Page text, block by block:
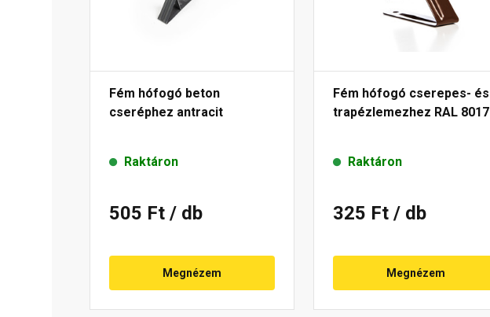
Fém hófogó beton
cseréphez antracit
Raktáron
505 Ft / db
Megnézem
Fém hófogó cserepes- és
trapézlemezhez RAL 8017
Raktáron
325 Ft / db
Megnézem